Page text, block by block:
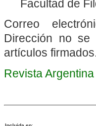
Facultad de
Correo
Dirección no se
artículos
Revista